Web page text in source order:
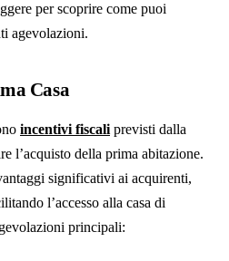
per scoprire come puoi
agevolazioni.
Casa
incentivi fiscali previsti dalla
l’acquisto della prima abitazione.
significativi ai acquirenti,
l’accesso alla casa di
principali: